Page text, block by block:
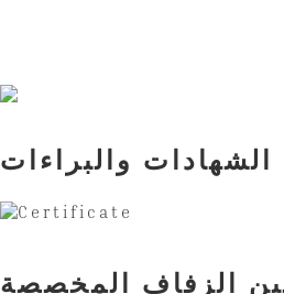
الشهادات والبراءات
الزفاف المخصصة